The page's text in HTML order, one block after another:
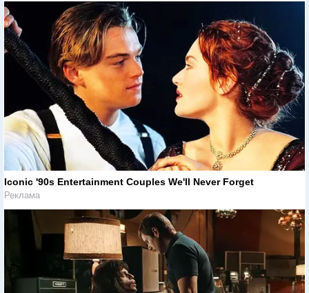
Iconic '90s Entertainment Couples We'll Never Forget
Реклама